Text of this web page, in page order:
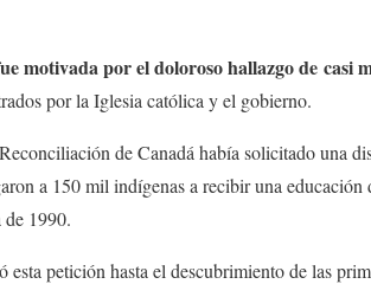
motivada por el doloroso hallazgo de casi
por la Iglesia católica y el gobierno.
de Canadá había solicitado una
a 150 mil indígenas a recibir una educación
1990.
petición hasta el descubrimiento de las